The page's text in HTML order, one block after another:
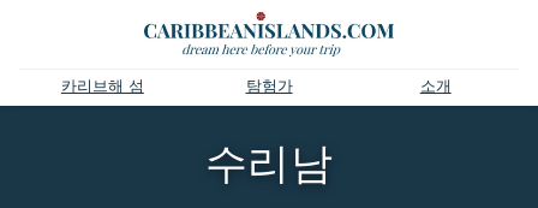
카리브해 섬 탐험가 소개
수리남